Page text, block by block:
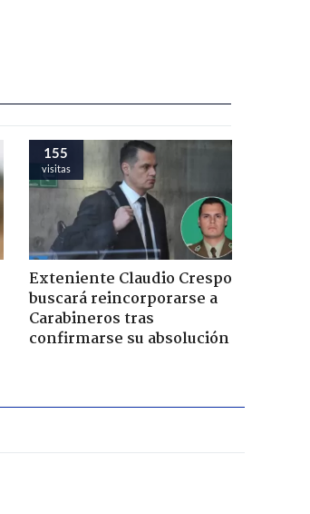
155
visitas
Exteniente Claudio Crespo
buscará reincorporarse a
Carabineros tras
confirmarse su absolución